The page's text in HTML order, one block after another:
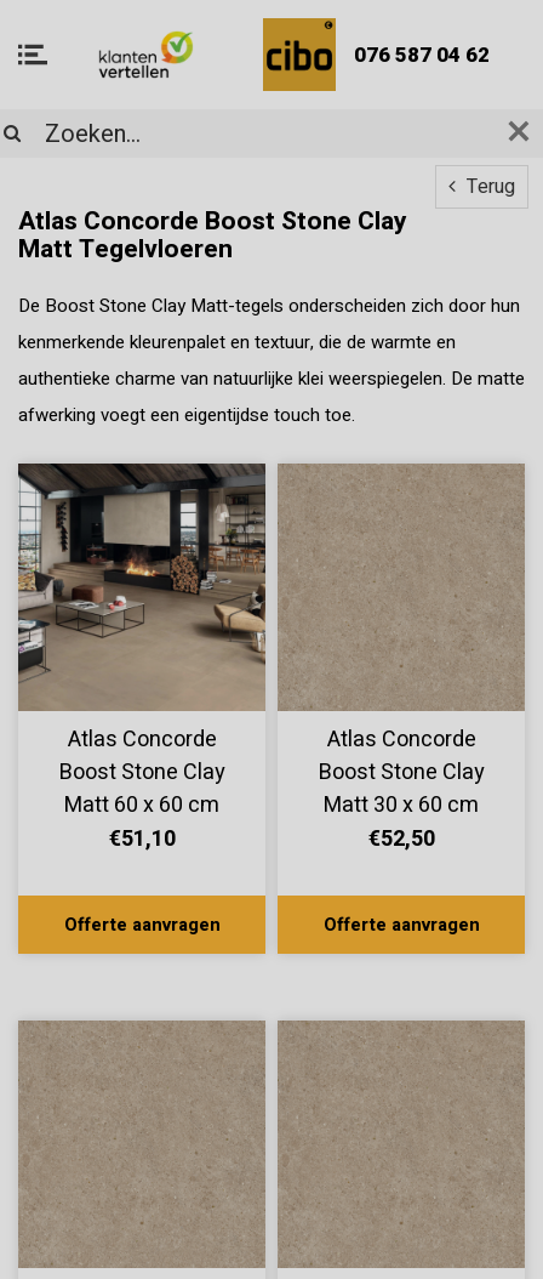
076 587 04 62
Terug
Atlas Concorde Boost Stone Clay
Matt Tegelvloeren
De Boost Stone Clay Matt-tegels onderscheiden zich door hun
kenmerkende kleurenpalet en textuur, die de warmte en
authentieke charme van natuurlijke klei weerspiegelen. De matte
afwerking voegt een eigentijdse touch toe.
Atlas Concorde
Boost Stone Clay
Matt 60 x 60 cm
€51,10
Offerte aanvragen
Atlas Concorde
Boost Stone Clay
Matt 30 x 60 cm
€52,50
Offerte aanvragen